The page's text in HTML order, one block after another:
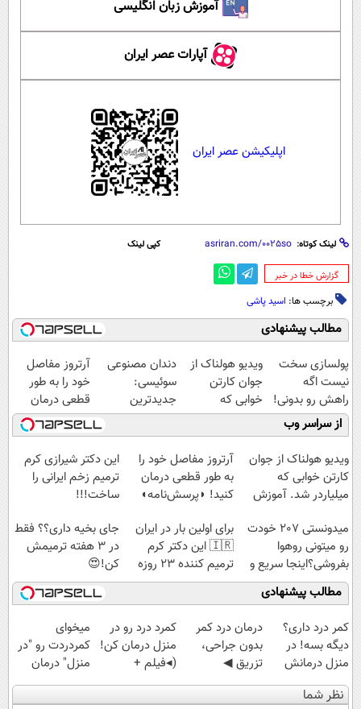
آموزش زبان انگلیسی
آپارات عصر ایران
اپلیکیشن عصر ایران
لینک کوتاه: کپی لینک
‌گزارش خطا در خبر
برچسب ها: اسید پاشی
مطالب پیشنهادی
پولسازی سخت
نیست اگه
راهش رو بدونی!
" دوره رایگان "
ویدیو هولناک از
جوان کارتن
خوابی که
میلیاردر شد.
آموزش رایگان
دندان مصنوعی
سوئیسی:
جدیدترین
فناوری اروپا،
سبک و مقاوم |
پرداخت قسطی
آرتروز مفاصل
خود را به طور
قطعی درمان
کنید!
◗پرسش‌نامه◖
از سراسر وب
ویدیو هولناک از جوان
کارتن خوابی که
میلیاردر شد. آموزش
آرتروز مفاصل خود را
به طور قطعی درمان
کنید! ◗پرسش‌نامه◖
این دکتر شیرازی کرم
ترمیم زخم ایرانی را
ساخت!!!
میدونستی 207 خودت
رو میتونی روهوا
بفروشی؟اینجا سریع و
راحت بفروش
برای اولین بار در ایران
🇮🇷 این دکتر کرم
ترمیم کننده 23 روزه
ساخت!
جای بخیه داری؟؟ فقط
در 3 هفته ترمیمش
کن!😍
مطالب پیشنهادی
کمر درد داری؟
دیگه بسه! در
منزل درمانش
کن
(◀پرسش‌نامه)
درمان درد کمر
بدون جراحی،
تزریق ◀
پرسش‌نامه رو پر
کن ▶
کمرد درد رو در
منزل درمان کن!
(◂فیلم +
پرسش‌نامه)
میخوای
کمردردت رو "در
منزل" درمان
کنی؟ (◂فیلم +
◂پرسش‌نامه)
نظر شما